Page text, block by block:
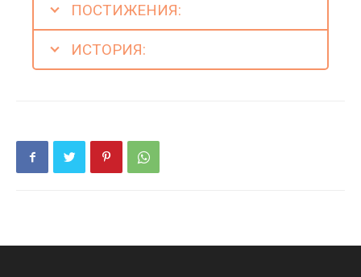
ПОСТИЖЕНИЯ:
ИСТОРИЯ: